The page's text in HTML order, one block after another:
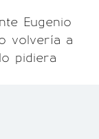
Eugenio
volvería a
pidiera